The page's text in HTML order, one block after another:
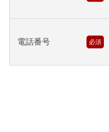
電話番号 必須